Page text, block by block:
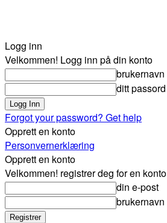
Logg inn
Velkommen! Logg inn på din konto
brukernavn
ditt passord
Forgot your password? Get help
Opprett en konto
Personvernerklæring
Opprett en konto
Velkommen! registrer deg for en konto
din e-post
brukernavn